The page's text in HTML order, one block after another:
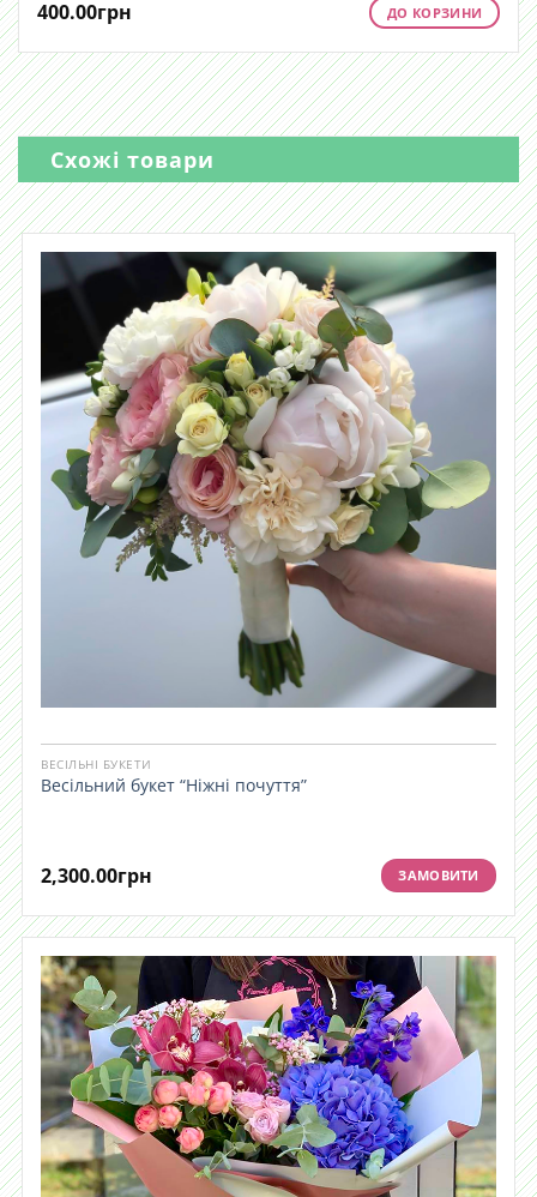
400.00грн ДО КОРЗИНИ
Схожі товари
ВЕСІЛЬНІ БУКЕТИ
Весільний букет “Ніжні почуття”
2,300.00грн ЗАМОВИТИ